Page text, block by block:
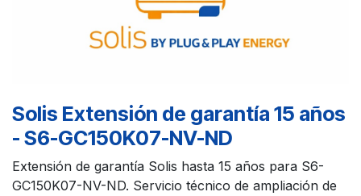
Solis Extensión de garantía 15 años
- S6-GC150K07-NV-ND
Extensión de garantía Solis hasta 15 años para S6-
GC150K07-NV-ND. Servicio técnico de ampliación de